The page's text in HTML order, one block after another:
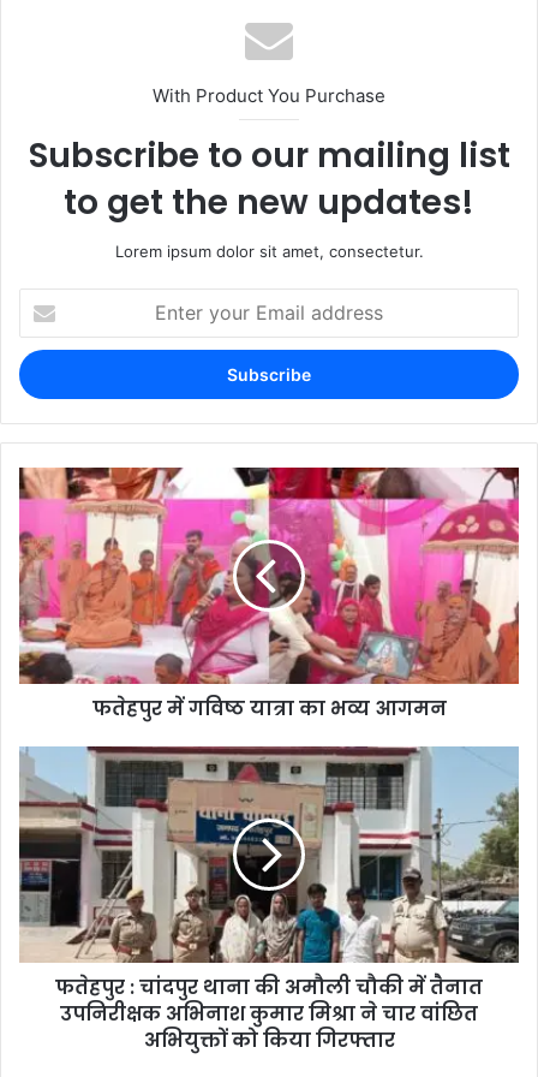
With Product You Purchase
Subscribe to our mailing list
to get the new updates!
Lorem ipsum dolor sit amet, consectetur.
फतेहपुर में गविष्ठ यात्रा का भव्य आगमन
फतेहपुर : चांदपुर थाना की अमौली चौकी में तैनात
उपनिरीक्षक अभिनाश कुमार मिश्रा ने चार वांछित
अभियुक्तों को किया गिरफ्तार